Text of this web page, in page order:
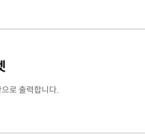
로 출력합니다.